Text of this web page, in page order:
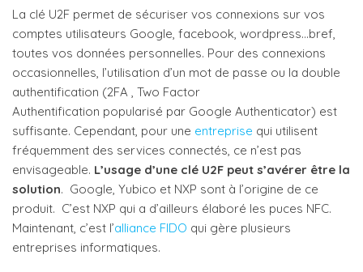
La clé U2F permet de sécuriser vos connexions sur vos
comptes utilisateurs Google, facebook, wordpress…bref,
toutes vos données personnelles. Pour des connexions
occasionnelles, l’utilisation d’un mot de passe ou la double
authentification (2FA , Two Factor
Authentification popularisé par Google Authenticator) est
suffisante. Cependant, pour une entreprise qui utilisent
fréquemment des services connectés, ce n’est pas
envisageable. L’usage d’une clé U2F peut s’avérer être la
solution. Google, Yubico et NXP sont à l’origine de ce
produit. C’est NXP qui a d’ailleurs élaboré les puces NFC.
Maintenant, c’est l’alliance FIDO qui gère plusieurs
entreprises informatiques.